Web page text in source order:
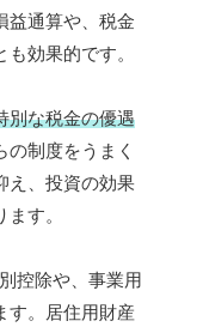
益通算や、税金
効果的です。
別な税金の優遇
制度をうまく
え、投資の効果
す。
控除や、事業用
す。居住用財産